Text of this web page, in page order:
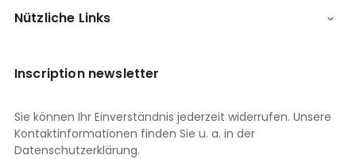
Nützliche Links 
Inscription newsletter
Sie können Ihr Einverständnis jederzeit widerrufen. Unsere
Kontaktinformationen finden Sie u. a. in der
Datenschutzerklärung.